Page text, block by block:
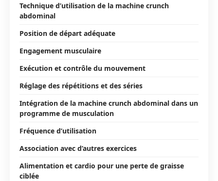
Technique d’utilisation de la machine crunch
abdominal
Position de départ adéquate
Engagement musculaire
Exécution et contrôle du mouvement
Réglage des répétitions et des séries
Intégration de la machine crunch abdominal dans un
programme de musculation
Fréquence d’utilisation
Association avec d’autres exercices
Alimentation et cardio pour une perte de graisse
ciblée